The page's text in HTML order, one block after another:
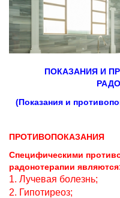
ПОКАЗАНИЯ И
(Показания и
ПРОТИВОПОКАЗАНИЯ
Специфическими
радонотерапии
1. Лучевая болезнь;
2. Гипотиреоз;